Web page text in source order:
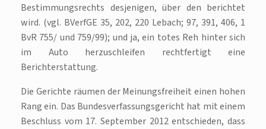
Bestimmungsrechts desjenigen, über den berichtet
wird. (vgl. BVerfGE 35, 202, 220 Lebach; 97, 391, 406, 1
BvR 755/ und 759/99); und ja, ein totes Reh hinter sich
im Auto herzuschleifen rechtfertigt eine
Berichterstattung.
Die Gerichte räumen der Meinungsfreiheit einen hohen
Rang ein. Das Bundesverfassungsgericht hat mit einem
Beschluss vom 17. September 2012 entschieden, dass